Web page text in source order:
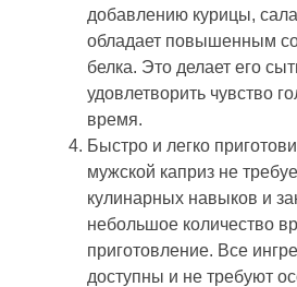
добавлению курицы,
обладает повышенным
белка. Это делает его
удовлетворить чувство
время.
Быстро и легко
мужской каприз не
кулинарных навыков и
небольшое количество
приготовление. Все
доступны и не требуют